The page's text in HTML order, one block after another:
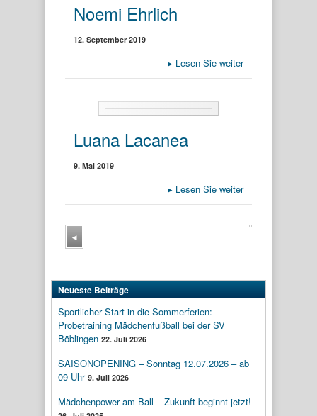
Noemi Ehrlich
12. September 2019
▸ Lesen Sie weiter
Luana Lacanea
9. Mai 2019
▸ Lesen Sie weiter
◂
Neueste Beiträge
Sportlicher Start in die Sommerferien:
Probetraining Mädchenfußball bei der SV
Böblingen 22. Juli 2026
SAISONOPENING – Sonntag 12.07.2026 – ab
09 Uhr 9. Juli 2026
Mädchenpower am Ball – Zukunft beginnt jetzt!